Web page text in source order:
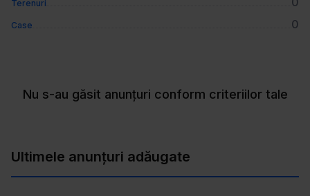
Terenuri
Case 0
Nu s-au găsit anunțuri conform criteriilor tale
Ultimele anunțuri adăugate